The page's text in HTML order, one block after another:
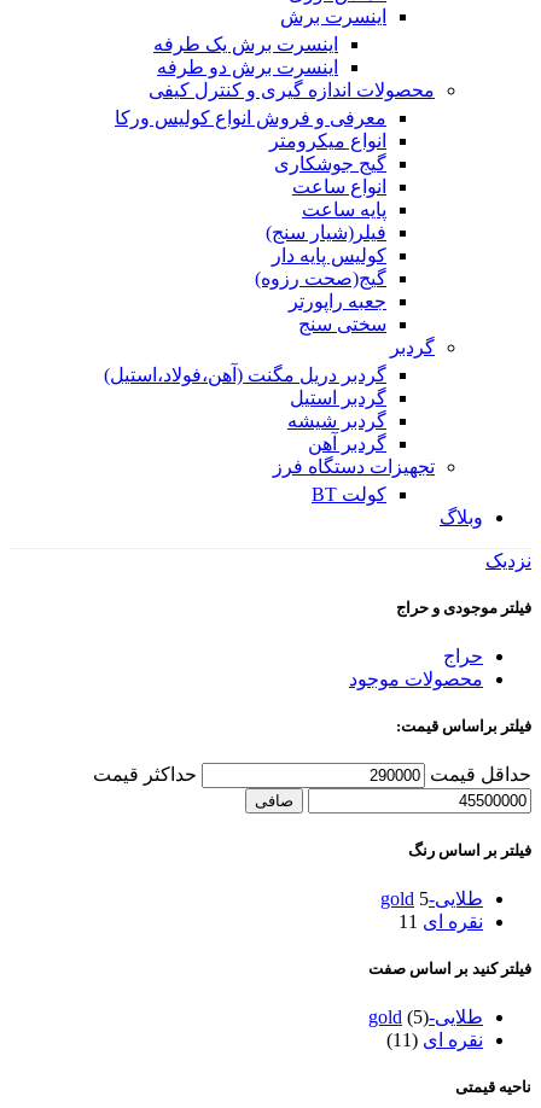
اینسرت برش
اینسرت برش یک طرفه
اینسرت برش دو طرفه
محصولات اندازه گیری و کنترل کیفی
معرفی و فروش انواع کولیس ورکا
انواع میکرومتر
گیج جوشکاری
انواع ساعت
پایه ساعت
فیلر(شیار سنج)
کولیس پایه دار
گیج(صحت رزوه)
جعبه راپورتر
سختی سنج
گردبر
گردبر دریل مگنت (آهن،فولاد،استیل)
گردبر استیل
گردبر شیشه
گردبر آهن
تجهیزات دستگاه فرز
کولت BT
وبلاگ
نزدیک
فیلتر موجودی و حراج
حراج
محصولات موجود
فیلتر براساس قیمت:
حداقل قیمت حداكثر قيمت
صافی
فیلتر بر اساس رنگ
طلایی-gold5
نقره ای 11
فیلتر کنید بر اساس صفت
طلایی-gold(5)
نقره ای (11)
ناحیه قیمتی